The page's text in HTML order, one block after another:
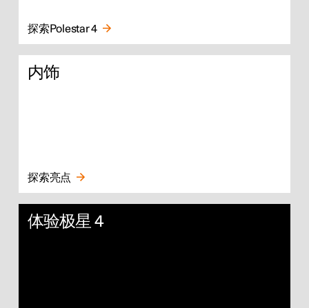
探索Polestar 4
内饰
探索亮点
体验极星 4